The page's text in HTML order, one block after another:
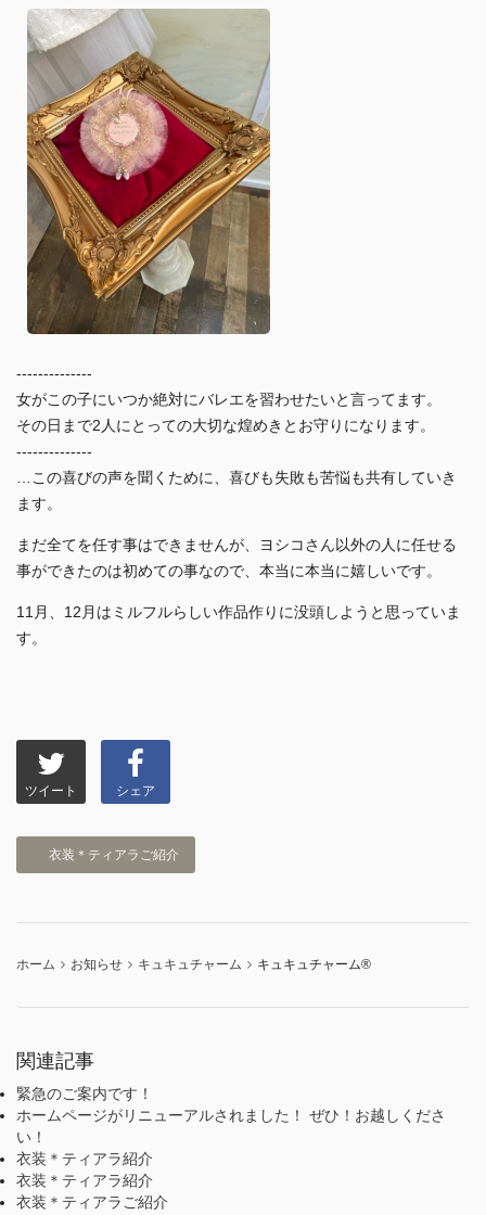
--------------
女がこの子にいつか絶対にバレエを習わせたいと言ってます。
その日まで2人にとっての大切な煌めきとお守りになります。
--------------
…この喜びの声を聞くために、喜びも失敗も苦悩も共有していき
ます。
まだ全てを任す事はできませんが、ヨシコさん以外の人に任せる
事ができたのは初めての事なので、本当に本当に嬉しいです。
11月、12月はミルフルらしい作品作りに没頭しようと思っていま
す。
ツイート シェア
衣装＊ティアラご紹介
ホーム お知らせ キュキュチャーム キュキュチャーム®︎
関連記事
緊急のご案内です！
ホームページがリニューアルされました！ ぜひ！お越しくださ
い！
衣装＊ティアラ紹介
衣装＊ティアラ紹介
衣装＊ティアラご紹介